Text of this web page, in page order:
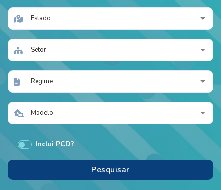
Estado
Setor
Regime
Modelo
Inclui PCD?